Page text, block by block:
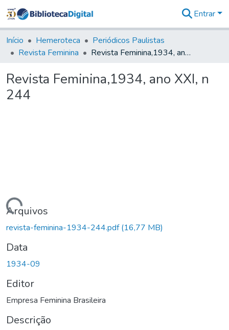
&
Coleções
Tudo na
Digital
Entrar
Início Hemeroteca
Periódicos Paulistas
Revista Feminina
Revista Feminina,1934, ano XXI, n 244
Revista Feminina,1934, ano XXI, n
244
Arquivos
revista-feminina-1934-244.pdf(16,77 MB)
Data
1934-09
Editor
Empresa Feminina Brasileira
Descrição